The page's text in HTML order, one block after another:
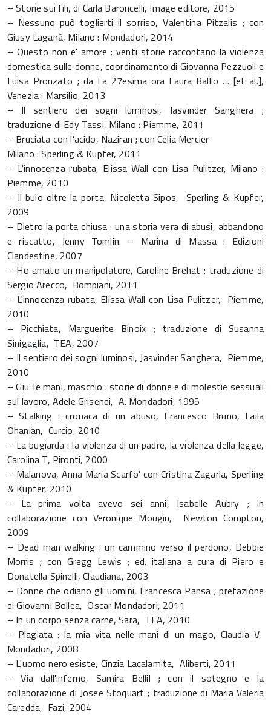
– Storie sui fili, di Carla Baroncelli, Image editore, 2015
– Nessuno può toglierti il sorriso, Valentina Pitzalis ; con
Giusy Laganà, Milano : Mondadori, 2014
– Questo non e' amore : venti storie raccontano la violenza
domestica sulle donne, coordinamento di Giovanna Pezzuoli e
Luisa Pronzato ; da La 27esima ora Laura Ballio … [et al.],
Venezia : Marsilio, 2013
– Il sentiero dei sogni luminosi, Jasvinder Sanghera ;
traduzione di Edy Tassi, Milano : Piemme, 2011
– Bruciata con l'acido, Naziran ; con Celia Mercier
Milano : Sperling & Kupfer, 2011
– L'innocenza rubata, Elissa Wall con Lisa Pulitzer, Milano :
Piemme, 2010
– Il buio oltre la porta, Nicoletta Sipos, Sperling & Kupfer,
2009
– Dietro la porta chiusa : una storia vera di abusi, abbandono
e riscatto, Jenny Tomlin. – Marina di Massa : Edizioni
Clandestine, 2007
– Ho amato un manipolatore, Caroline Brehat ; traduzione di
Sergio Arecco, Bompiani, 2011
– L'innocenza rubata, Elissa Wall con Lisa Pulitzer, Piemme,
2010
– Picchiata, Marguerite Binoix ; traduzione di Susanna
Sinigaglia, TEA, 2007
– Il sentiero dei sogni luminosi, Jasvinder Sanghera, Piemme,
2010
– Giu' le mani, maschio : storie di donne e di molestie sessuali
sul lavoro, Adele Grisendi, A. Mondadori, 1995
– Stalking : cronaca di un abuso, Francesco Bruno, Laila
Ohanian, Curcio, 2010
– La bugiarda : la violenza di un padre, la violenza della legge,
Carolina T, Pironti, 2000
– Malanova, Anna Maria Scarfo' con Cristina Zagaria, Sperling
& Kupfer, 2010
– La prima volta avevo sei anni, Isabelle Aubry ; in
collaborazione con Veronique Mougin, Newton Compton,
2009
– Dead man walking : un cammino verso il perdono, Debbie
Morris ; con Gregg Lewis ; ed. italiana a cura di Piero e
Donatella Spinelli, Claudiana, 2003
– Donne che odiano gli uomini, Francesca Pansa ; prefazione
di Giovanni Bollea, Oscar Mondadori, 2011
– In un corpo senza carne, Sara, TEA, 2010
– Plagiata : la mia vita nelle mani di un mago, Claudia V,
Mondadori, 2008
– L'uomo nero esiste, Cinzia Lacalamita, Aliberti, 2011
– Via dall'inferno, Samira Bellil ; con il sotegno e la
collaborazione di Josee Stoquart ; traduzione di Maria Valeria
Caredda, Fazi, 2004